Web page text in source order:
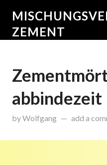
ZEMENT
abbindezeit
byWolfgang onAugust
add a